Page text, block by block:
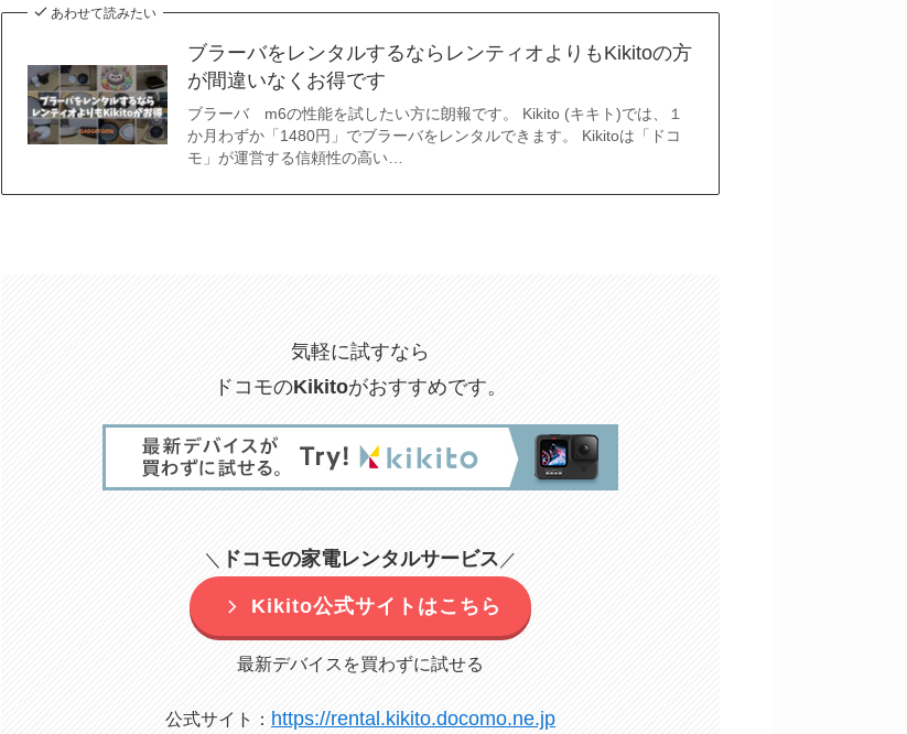
あわせて読みたい
ブラーバをレンタルするならレンティオよりもKikitoの方
が間違いなくお得です
ブラーバ m6の性能を試したい方に朗報です。 Kikito (キキト)では、１
か月わずか「1480円」でブラーバをレンタルできます。 Kikitoは「ドコ
モ」が運営する信頼性の高い…
気軽に試すなら
ドコモのKikitoがおすすめです。
＼ ドコモの家電レンタルサービス ／
Kikito公式サイトはこちら
最新デバイスを買わずに試せる
公式サイト： https://rental.kikito.docomo.ne.jp